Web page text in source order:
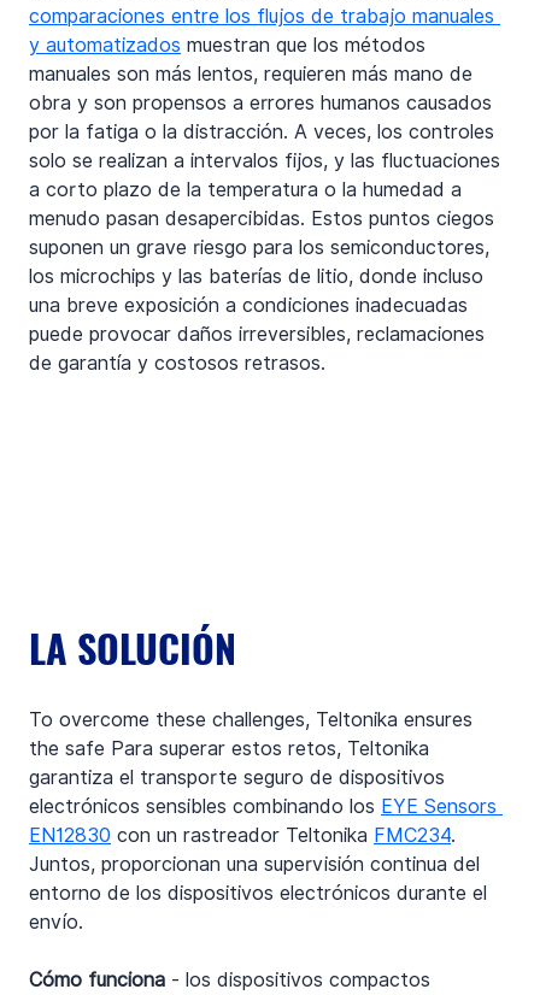
comparaciones entre los flujos de trabajo manuales
y automatizados muestran que los métodos
manuales son más lentos, requieren más mano de
obra y son propensos a errores humanos causados
por la fatiga o la distracción. A veces, los controles
solo se realizan a intervalos fijos, y las fluctuaciones
a corto plazo de la temperatura o la humedad a
menudo pasan desapercibidas. Estos puntos ciegos
suponen un grave riesgo para los semiconductores,
los microchips y las baterías de litio, donde incluso
una breve exposición a condiciones inadecuadas
puede provocar daños irreversibles, reclamaciones
de garantía y costosos retrasos.
LA SOLUCIÓN
To overcome these challenges, Teltonika ensures
the safe Para superar estos retos, Teltonika
garantiza el transporte seguro de dispositivos
electrónicos sensibles combinando los EYE Sensors
EN12830 con un rastreador Teltonika FMC234.
Juntos, proporcionan una supervisión continua del
entorno de los dispositivos electrónicos durante el
envío.
Cómo funciona - los dispositivos compactos